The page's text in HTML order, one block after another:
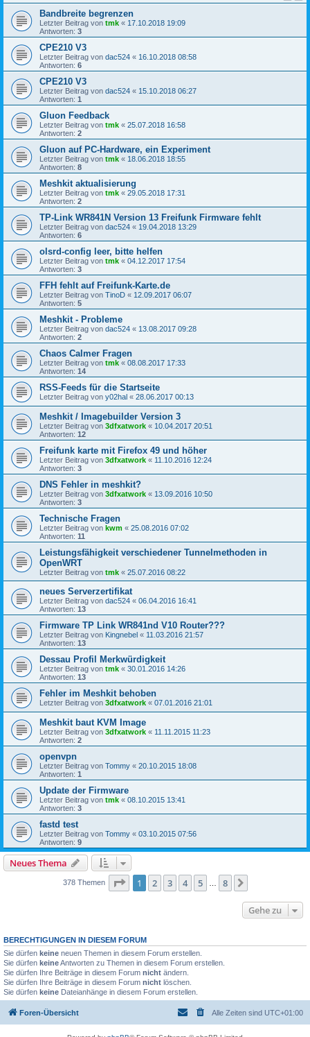
Bandbreite begrenzen
Letzter Beitrag von tmk « 17.10.2018 19:09
Antworten: 3
CPE210 V3
Letzter Beitrag von dac524 « 16.10.2018 08:58
Antworten: 6
CPE210 V3
Letzter Beitrag von dac524 « 15.10.2018 06:27
Antworten: 1
Gluon Feedback
Letzter Beitrag von tmk « 25.07.2018 16:58
Antworten: 2
Gluon auf PC-Hardware, ein Experiment
Letzter Beitrag von tmk « 18.06.2018 18:55
Antworten: 8
Meshkit aktualisierung
Letzter Beitrag von tmk « 29.05.2018 17:31
Antworten: 2
TP-Link WR841N Version 13 Freifunk Firmware fehlt
Letzter Beitrag von dac524 « 19.04.2018 13:29
Antworten: 6
olsrd-config leer, bitte helfen
Letzter Beitrag von tmk « 04.12.2017 17:54
Antworten: 3
FFH fehlt auf Freifunk-Karte.de
Letzter Beitrag von TinoD « 12.09.2017 06:07
Antworten: 5
Meshkit - Probleme
Letzter Beitrag von dac524 « 13.08.2017 09:28
Antworten: 2
Chaos Calmer Fragen
Letzter Beitrag von tmk « 08.08.2017 17:33
Antworten: 14
RSS-Feeds für die Startseite
Letzter Beitrag von y02hal « 28.06.2017 00:13
Meshkit / Imagebuilder Version 3
Letzter Beitrag von 3dfxatwork « 10.04.2017 20:51
Antworten: 12
Freifunk karte mit Firefox 49 und höher
Letzter Beitrag von 3dfxatwork « 11.10.2016 12:24
Antworten: 3
DNS Fehler in meshkit?
Letzter Beitrag von 3dfxatwork « 13.09.2016 10:50
Antworten: 3
Technische Fragen
Letzter Beitrag von kwm « 25.08.2016 07:02
Antworten: 11
Leistungsfähigkeit verschiedener Tunnelmethoden in
OpenWRT
Letzter Beitrag von tmk « 25.07.2016 08:22
neues Serverzertifikat
Letzter Beitrag von dac524 « 06.04.2016 16:41
Antworten: 13
Firmware TP Link WR841nd V10 Router???
Letzter Beitrag von Kingnebel « 11.03.2016 21:57
Antworten: 13
Dessau Profil Merkwürdigkeit
Letzter Beitrag von tmk « 30.01.2016 14:26
Antworten: 13
Fehler im Meshkit behoben
Letzter Beitrag von 3dfxatwork « 07.01.2016 21:01
Meshkit baut KVM Image
Letzter Beitrag von 3dfxatwork « 11.11.2015 11:23
Antworten: 2
openvpn
Letzter Beitrag von Tommy « 20.10.2015 18:08
Antworten: 1
Update der Firmware
Letzter Beitrag von tmk « 08.10.2015 13:41
Antworten: 3
fastd test
Letzter Beitrag von Tommy « 03.10.2015 07:56
Antworten: 9
Neues Thema
378 Themen Seite 1von
1 2 3 4 5 8
Gehe zu
BERECHTIGUNGEN IN DIESEM FORUM
Sie dürfen keine neuen Themen in diesem Forum erstellen.
Sie dürfen keineAntworten zu Themen in diesem Forum erstellen.
Sie dürfen Ihre Beiträge in diesem Forum nicht ändern.
Sie dürfen Ihre Beiträge in diesem Forum nicht löschen.
Sie dürfen keine Dateianhänge in diesem Forum erstellen.
Foren-Übersicht Alle Zeiten sind UTC+01:00